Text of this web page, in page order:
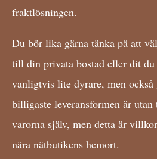
fraktlösningen.
Du bör lika gärna tänka på att
till din privata bostad eller dit
vanligtvis lite dyrare, men också
billigaste leveransformen är
varorna själv, men detta är
nära nätbutikens hemort.